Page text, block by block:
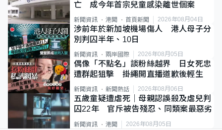
亡 成今年首宗兒童感染離世個案
新聞資訊 港聞 首頁新聞 2026年08月04日
涉前年於新加坡機場傷人 港人母子分
別判囚半年、10日
新聞資訊 兩岸國際 2026年08月05日
偶像「不點名」談粉絲越界 日女死忠
遭群起狙擊 掛繩開直播道歉後輕生
新聞資訊 新聞熱話 2026年08月06日
五歲童疑遭虐死｜母親認誤殺及虐兒判
囚22年 官斥被告殘忍、同類案最惡劣
新聞資訊 港聞 2026年08月05日